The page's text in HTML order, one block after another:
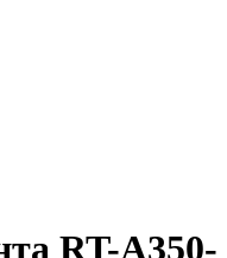
RT-A350-